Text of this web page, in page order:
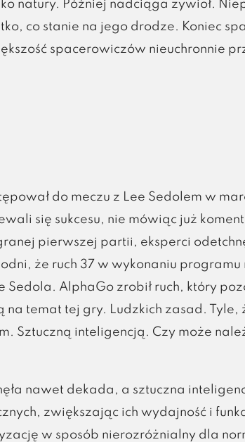
natury. Później nadciąga żywioł.
co stanie na jego drodze. Koniec
spacerowiczów nieuchronnie
do meczu z Lee Sedolem w
się sukcesu, nie mówiąc już
pierwszej partii, eksperci
że ruch 37 w wykonaniu programu
Sedola. AlphaGo zrobił ruch, który
temat tej gry. Ludzkich zasad. Tyle,
Sztuczną inteligencją. Czy może
nawet dekada, a sztuczna
zwiększając ich wydajność i
w sposób nierozróżnialny dla